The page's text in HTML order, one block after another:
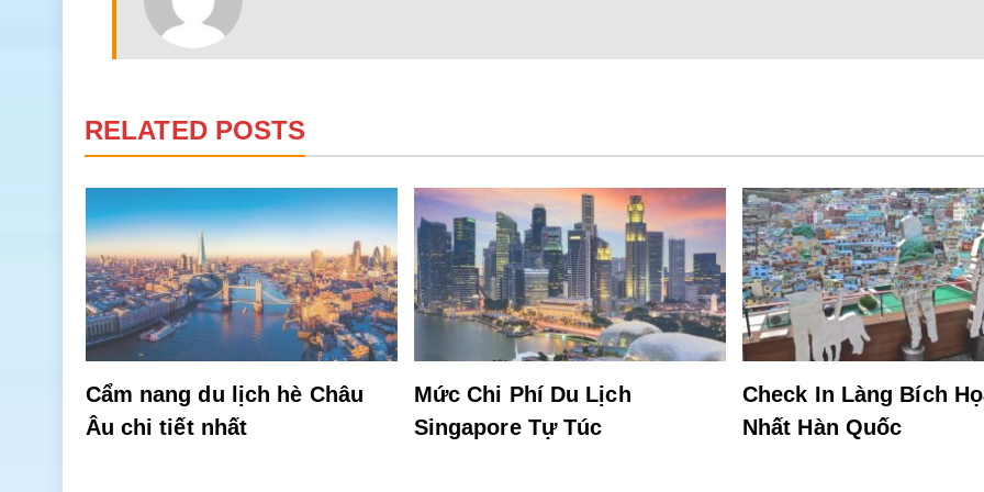
RELATED POSTS
Cẩm nang du lịch hè Châu
Âu chi tiết nhất
Mức Chi Phí Du Lịch
Singapore Tự Túc
Check In Làng Bích
Nhất Hàn Quốc